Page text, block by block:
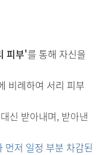
피부'를 통해 자신을
비례하여 서리 피부
신 받아내며, 받아낸
먼저 일정 부분 차감된